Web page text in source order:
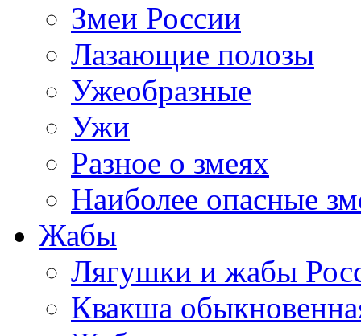
Змеи России
Лазающие полозы
Ужеобразные
Ужи
Разное о змеях
Наиболее опасные
Жабы
Лягушки и жабы
Квакша